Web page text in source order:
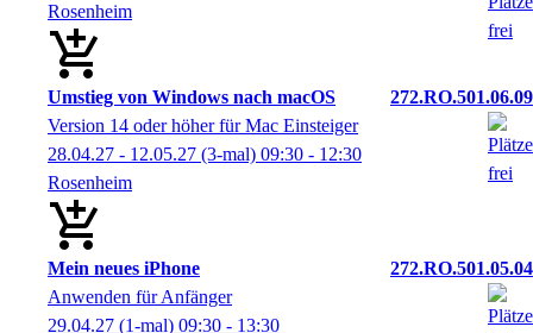
Rosenheim
Umstieg von Windows nach macOS
272.RO.501.06.09
Version 14 oder höher für Mac Einsteiger
28.04.27 - 12.05.27 (3-mal) 09:30 - 12:30
Rosenheim
Mein neues iPhone
272.RO.501.05.04
Anwenden für Anfänger
29.04.27 (1-mal) 09:30 - 13:30